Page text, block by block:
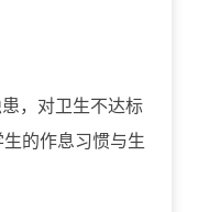
，对卫生不达标
的作息习惯与生